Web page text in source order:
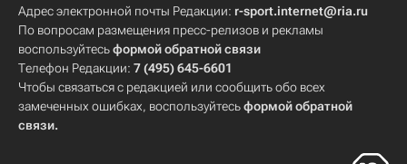
Адрес электронной почты Редакции: r-sport.internet@ria.ru
По вопросам размещения пресс-релизов и рекламы
воспользуйтесьформой обратной связи
Телефон Редакции: 7 (495) 645-6601
Чтобы связаться с редакцией или сообщить обо всех
замеченных ошибках, воспользуйтесьформой обратной
связи.